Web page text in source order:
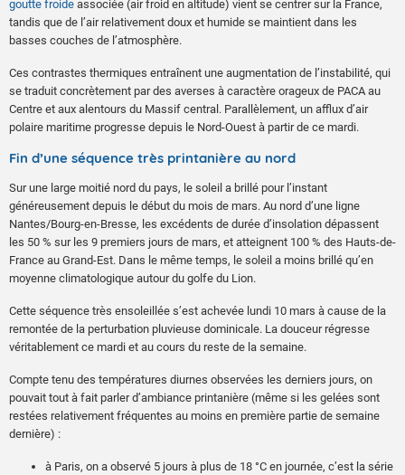
goutte froide associée (air froid en altitude) vient se centrer sur la France,
tandis que de l’air relativement doux et humide se maintient dans les
basses couches de l’atmosphère.
Ces contrastes thermiques entraînent une augmentation de l’instabilité, qui
se traduit concrètement par des averses à caractère orageux de PACA au
Centre et aux alentours du Massif central. Parallèlement, un afflux d’air
polaire maritime progresse depuis le Nord-Ouest à partir de ce mardi.
Fin d’une séquence très printanière au nord
Sur une large moitié nord du pays, le soleil a brillé pour l’instant
généreusement depuis le début du mois de mars. Au nord d’une ligne
Nantes/Bourg-en-Bresse, les excédents de durée d’insolation dépassent
les 50 % sur les 9 premiers jours de mars, et atteignent 100 % des Hauts-de-
France au Grand-Est. Dans le même temps, le soleil a moins brillé qu’en
moyenne climatologique autour du golfe du Lion.
Cette séquence très ensoleillée s’est achevée lundi 10 mars à cause de la
remontée de la perturbation pluvieuse dominicale. La douceur régresse
véritablement ce mardi et au cours du reste de la semaine.
Compte tenu des températures diurnes observées les derniers jours, on
pouvait tout à fait parler d’ambiance printanière (même si les gelées sont
restées relativement fréquentes au moins en première partie de semaine
dernière) :
à Paris, on a observé 5 jours à plus de 18 °C en journée, c’est la série